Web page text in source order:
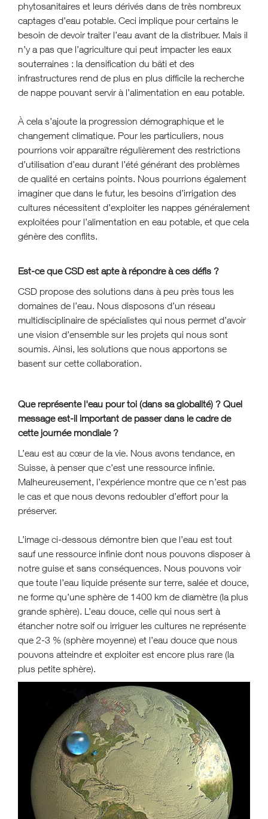
phytosanitaires et leurs dérivés dans de très nombreux
captages d’eau potable. Ceci implique pour certains le
besoin de devoir traiter l’eau avant de la distribuer. Mais il
n’y a pas que l’agriculture qui peut impacter les eaux
souterraines : la densification du bâti et des
infrastructures rend de plus en plus difficile la recherche
de nappe pouvant servir à l’alimentation en eau potable.
À cela s’ajoute la progression démographique et le
changement climatique. Pour les particuliers, nous
pourrions voir apparaître régulièrement des restrictions
d’utilisation d’eau durant l’été générant des problèmes
de qualité en certains points. Nous pourrions également
imaginer que dans le futur, les besoins d’irrigation des
cultures nécessitent d’exploiter les nappes généralement
exploitées pour l’alimentation en eau potable, et que cela
génère des conflits.
Est-ce que CSD est apte à répondre à ces défis ?
CSD propose des solutions dans à peu près tous les
domaines de l’eau. Nous disposons d’un réseau
multidisciplinaire de spécialistes qui nous permet d’avoir
une vision d’ensemble sur les projets qui nous sont
soumis. Ainsi, les solutions que nous apportons se
basent sur cette collaboration.
Que représente l'eau pour toi (dans sa globalité) ? Quel
message est-il important de passer dans le cadre de
cette journée mondiale ?
L’eau est au cœur de la vie. Nous avons tendance, en
Suisse, à penser que c’est une ressource infinie.
Malheureusement, l’expérience montre que ce n’est pas
le cas et que nous devons redoubler d’effort pour la
préserver.
L’image ci-dessous démontre bien que l’eau est tout
sauf une ressource infinie dont nous pouvons disposer à
notre guise et sans conséquences. Nous pouvons voir
que toute l’eau liquide présente sur terre, salée et douce,
ne forme qu’une sphère de 1400 km de diamètre (la plus
grande sphère). L’eau douce, celle qui nous sert à
étancher notre soif ou irriguer les cultures ne représente
que 2-3 % (sphère moyenne) et l’eau douce que nous
pouvons atteindre et exploiter est encore plus rare (la
plus petite sphère).